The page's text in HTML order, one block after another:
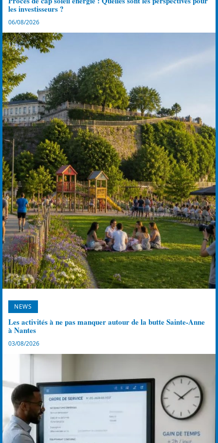
les investisseurs ?
06/08/2026
NEWS
Les activités à ne pas manquer autour de la butte Sainte-Anne
à Nantes
03/08/2026